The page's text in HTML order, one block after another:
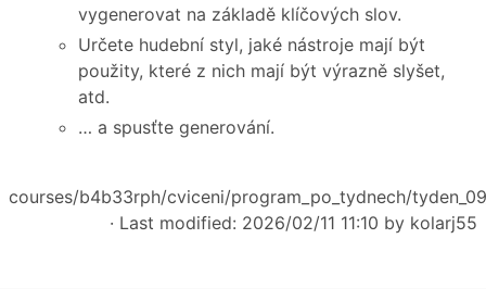
vygenerovat na základě klíčových slov.
Určete hudební styl, jaké nástroje mají být
použity, které z nich mají být výrazně slyšet,
atd.
… a spusťte generování.
courses/b4b33rph/cviceni/program_po_tydnech/
· Last modified: 2026/02/11 11:10 by kolarj55